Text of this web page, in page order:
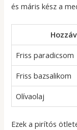
és máris kész a
Friss paradicsom
Friss bazsalikom
Olívaolaj
Ezek a pirítós